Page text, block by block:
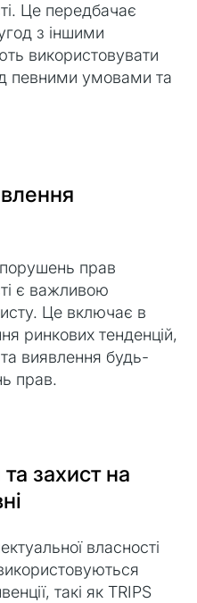
Це передбачає
з іншими
використовувати
певними умовами та
прав
є важливою
Це включає в
ринкових тенденцій,
та виявлення будь-
прав.
захист на
власності
такі як TRIPS